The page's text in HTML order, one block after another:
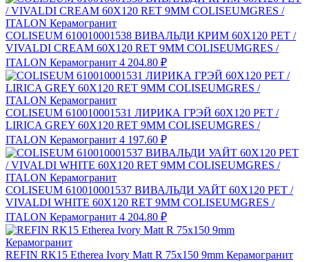
COLISEUM 610010001538 ВИВАЛЬДИ КРИМ 60X120 РЕТ /
VIVALDI CREAM 60X120 RET 9MM COLISEUMGRES /
ITALON Керамогранит 4 204.80 ₽
COLISEUM 610010001531 ЛИРИКА ГРЭЙ 60X120 РЕТ /
LIRICA GREY 60X120 RET 9MM COLISEUMGRES /
ITALON Керамогранит 4 197.60 ₽
COLISEUM 610010001537 ВИВАЛЬДИ УАЙТ 60X120 РЕТ /
VIVALDI WHITE 60X120 RET 9MM COLISEUMGRES /
ITALON Керамогранит 4 204.80 ₽
REFIN RK15 Etherea Ivory Matt R 75x150 9mm Керамогранит